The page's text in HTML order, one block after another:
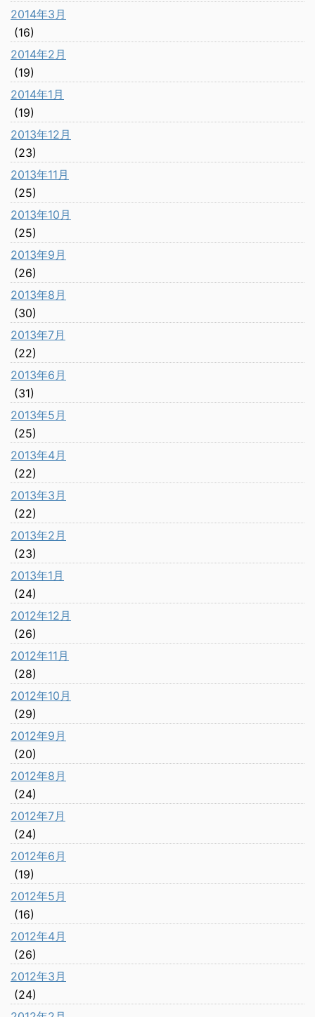
2014年3月
(16)
2014年2月
(19)
2014年1月
(19)
2013年12月
(23)
2013年11月
(25)
2013年10月
(25)
2013年9月
(26)
2013年8月
(30)
2013年7月
(22)
2013年6月
(31)
2013年5月
(25)
2013年4月
(22)
2013年3月
(22)
2013年2月
(23)
2013年1月
(24)
2012年12月
(26)
2012年11月
(28)
2012年10月
(29)
2012年9月
(20)
2012年8月
(24)
2012年7月
(24)
2012年6月
(19)
2012年5月
(16)
2012年4月
(26)
2012年3月
(24)